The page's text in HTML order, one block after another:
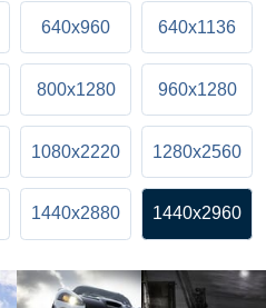
640x960 640x1136
800x1280 960x1280
1080x2220 1280x2560
1440x2880 1440x2960